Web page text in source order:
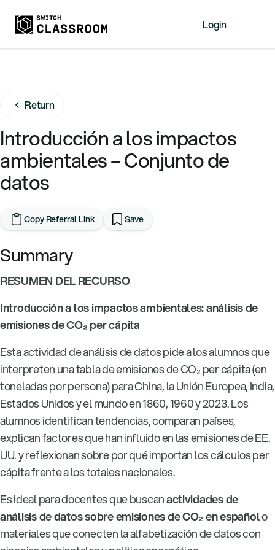
About
Events
Videos
Login
Sign Up
Return
Introducción a los impactos
ambientales – Conjunto de
datos
Copy Referral Link Save
Summary
RESUMEN DEL RECURSO
Introducción a los impactos ambientales: análisis de
emisiones de CO₂ per cápita
Esta actividad de análisis de datos pide a los alumnos que
interpreten una tabla de emisiones de CO₂ per cápita (en
toneladas por persona) para China, la Unión Europea, India,
Estados Unidos y el mundo en 1860, 1960 y 2023. Los
alumnos identifican tendencias, comparan países,
explican factores que han influido en las emisiones de EE.
UU. y reflexionan sobre por qué importan los cálculos per
cápita frente a los totales nacionales.
Es ideal para docentes que buscanactividades de
análisis de datos sobre emisiones de CO₂ en españolo
materiales que conecten la alfabetización de datos con